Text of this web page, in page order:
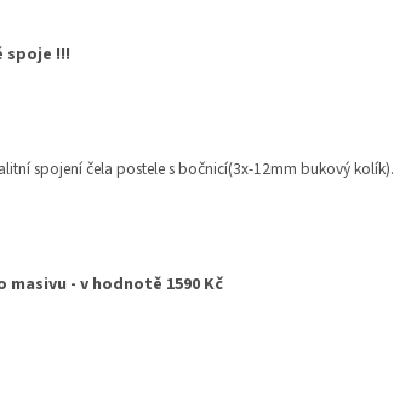
spoje !!!
spojení čela postele s bočnicí(3x-12mm bukový kolík).
- v hodnotě 1590 Kč